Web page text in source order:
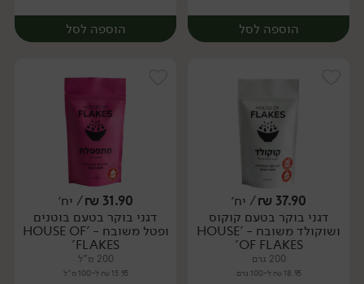
הוספה לסל
יח׳
הוספה לסל
יח׳
37.90
₪/ יח׳
דגני בוקר בטעם קוקוס
ושוקולד משובח - 'HOUSE
OF FLAKES'
200 גרם
18.95 ₪ ל-100 גרם
31.90
₪/ יח׳
דגני בוקר בטעם בוטנים
ופטל משובח - 'HOUSE OF
FLAKES'
200 מ"ל
15.95 ₪ ל-100 מ"ל